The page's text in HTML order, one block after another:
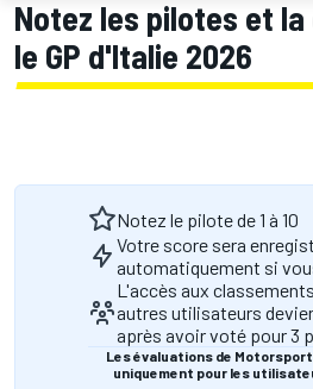
Notez les pilotes et
le GP d'Italie 2026
Notez le pilote de 1 à 10
Votre score sera
automatiquement si
L'accès aux
autres utilisateurs
après avoir voté pour 3
Les évaluations de
uniquement pour les